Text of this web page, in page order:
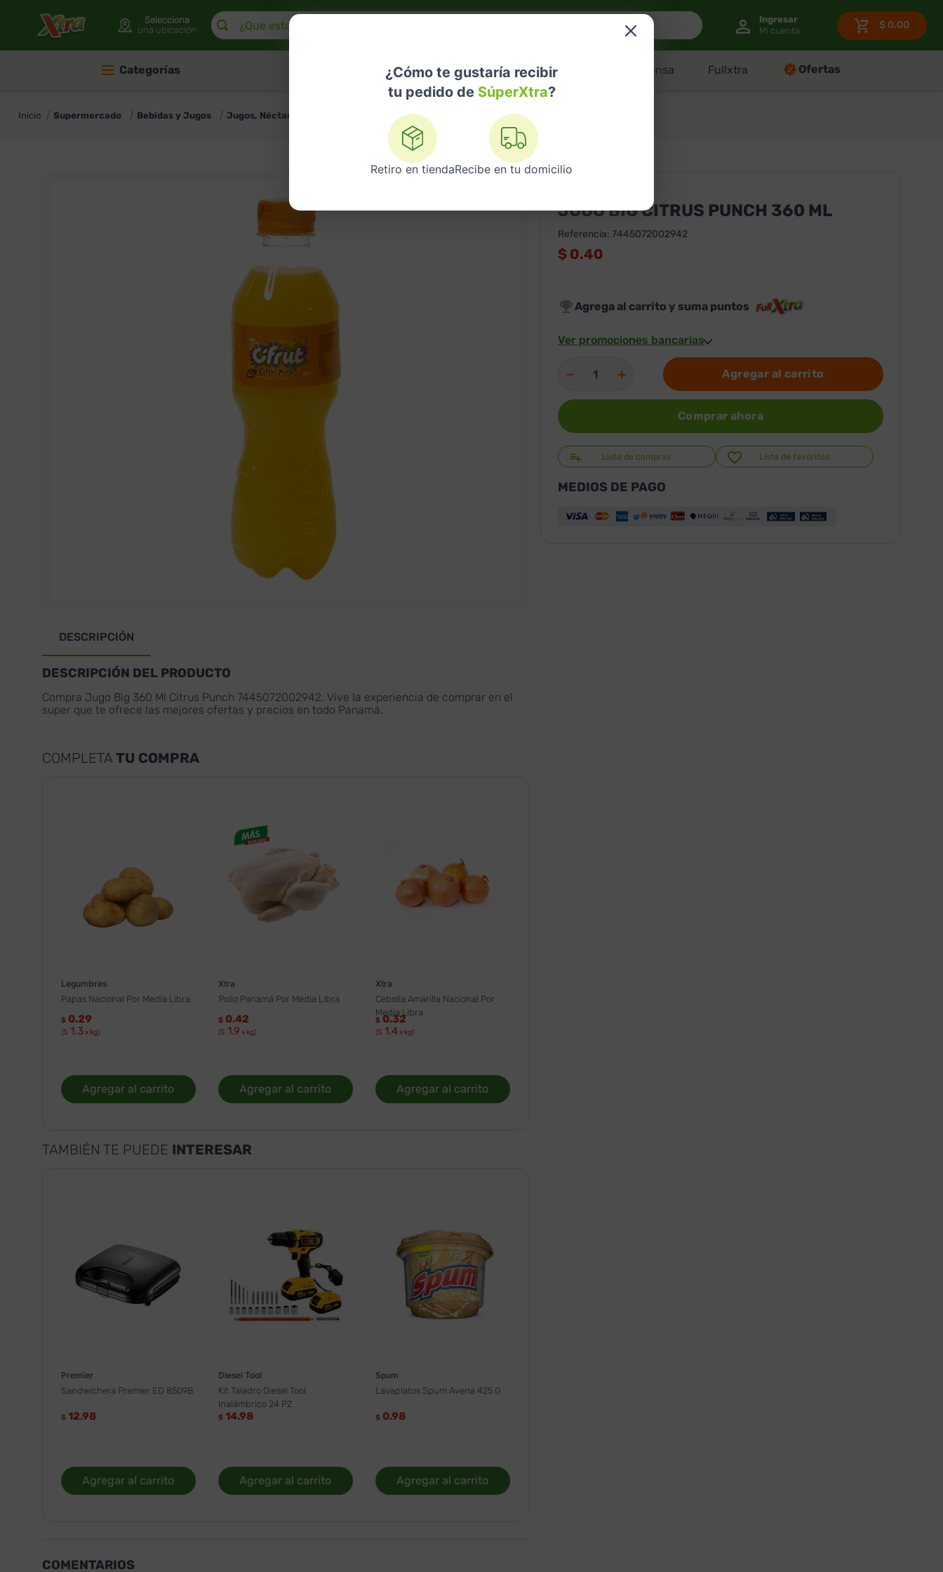
Selecciona
una ubicación
¿Cómo te gustaría recibir
tu pedido de SúperXtra?
Retiro en tiendaRecibe en tu domicilio
¿Que estas buscando?
$ 0.00
Categorías Nuestras Marcas Telemedicina Licores Despensa Fullxtra Ofertas
Supermercado Bebidas y Jugos Jugos, Néctares y bebidas Jugo Big Citrus Punch 360 Ml
DESCRIPCIÓN
DESCRIPCIÓN DEL PRODUCTO
Compra Jugo Big 360 Ml Citrus Punch 7445072002942. Vive la experiencia de comprar en el
super que te ofrece las mejores ofertas y precios en todo Panamá.
COMPLETATU COMPRA
Legumbres
Papas Nacional Por Media Libra
$ 0.29
($ 1.3 x kg)
Agregar al carrito
Xtra
Pollo Panamá Por Media Libra
$ 0.42
($ 1.9 x kg)
Agregar al carrito
Xtra
Cebolla Amarilla Nacional Por
Media Libra
$ 0.32
($ 1.4x kg)
Agregar al carrito
TAMBIÉN TE PUEDE INTERESAR
Premier
Sandwichera Premier ED 8509B
$ 12.98
Agregar al carrito
Diesel Tool
Kit Taladro Diesel Tool
Inalámbrico 24 PZ
$ 14.98
Agregar al carrito
Spum
Lavaplatos Spum Avena 425 G
$ 0.98
Agregar al carrito
COMENTARIOS
JUGO BIG CITRUS PUNCH 360 ML
Referencia: 7445072002942
$ 0.40
Agrega al carrito y suma puntos
Ver promociones bancarias
＋
－ Agregar al carrito
Comprar ahora
Lista de compras Lista de favoritos
MEDIOS DE PAGO